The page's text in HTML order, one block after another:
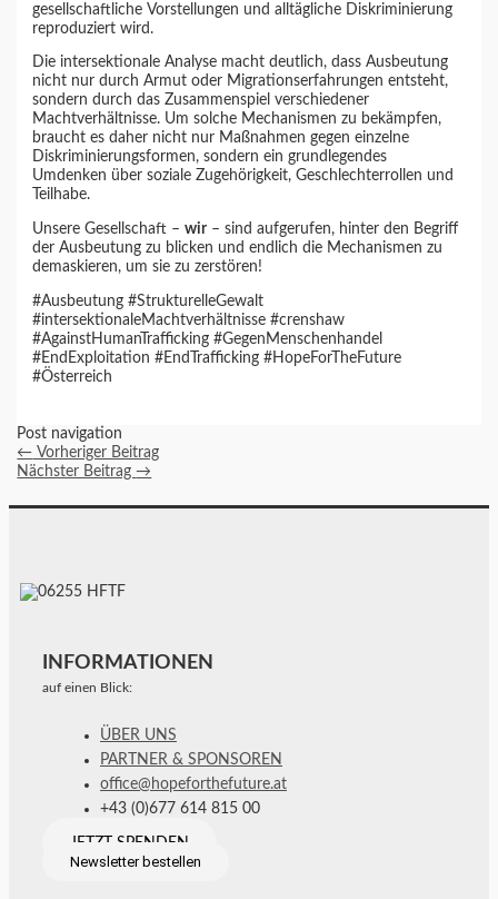
gesellschaftliche Vorstellungen und alltägliche Diskriminierung
reproduziert wird.
Die intersektionale Analyse macht deutlich, dass Ausbeutung
nicht nur durch Armut oder Migrationserfahrungen entsteht,
sondern durch das Zusammenspiel verschiedener
Machtverhältnisse. Um solche Mechanismen zu bekämpfen,
braucht es daher nicht nur Maßnahmen gegen einzelne
Diskriminierungsformen, sondern ein grundlegendes
Umdenken über soziale Zugehörigkeit, Geschlechterrollen und
Teilhabe.
Unsere Gesellschaft –wir– sind aufgerufen, hinter den Begriff
der Ausbeutung zu blicken und endlich die Mechanismen zu
demaskieren, um sie zu zerstören!
#Ausbeutung #StrukturelleGewalt
#intersektionaleMachtverhältnisse #crenshaw
#AgainstHumanTrafficking #GegenMenschenhandel
#EndExploitation #EndTrafficking #HopeForTheFuture
#Österreich
Post navigation
← Vorheriger Beitrag
Nächster Beitrag→
INFORMATIONEN
auf einen Blick:
ÜBER UNS
PARTNER & SPONSOREN
office@hopeforthefuture.at
+43 (0)677 614 815 00
JETZT SPENDEN
Newsletter bestellen